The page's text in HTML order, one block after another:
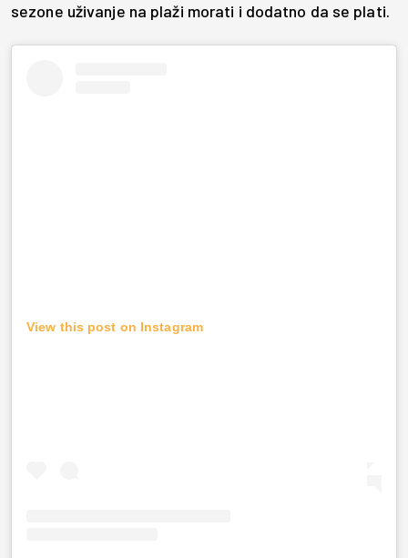
sezone uživanje na plaži morati i dodatno da se plati.
View this post on Instagram